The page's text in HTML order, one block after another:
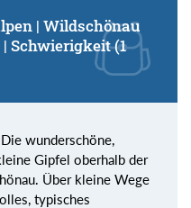
| Wildschönau
| Schwierigkeit (1
wunderschöne,
Gipfel oberhalb der
Über kleine Wege
typisches